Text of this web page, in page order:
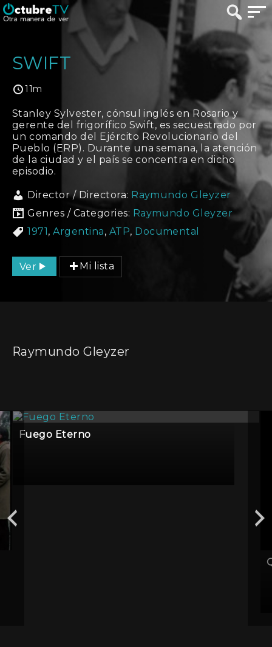
SWIFT
11m
Stanley Sylvester, cónsul inglés en Rosario y
gerente del frigorífico Swift, es secuestrado por
un comando del Ejército Revolucionario del
Pueblo (ERP). Durante una semana, la atención
de la ciudad y el país se concentra en dicho
episodio.
Director / Directora: Raymundo Gleyzer
Genres / Categories: Raymundo Gleyzer
1971 ,Argentina, ATP, Documental
Ver Mi lista
Raymundo Gleyzer
Fuego Eterno